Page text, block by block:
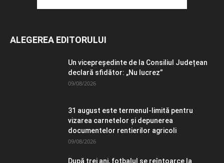
ALEGEREA EDITORULUI
Un vicepreședinte de la Consiliul Județean
declară sfidător: „Nu lucrez”
09/08/2026
31 august este termenul-limită pentru
vizarea carnetelor și depunerea
documentelor rentierilor agricoli
09/08/2026
După trei ani, fotbalul se reîntoarce la